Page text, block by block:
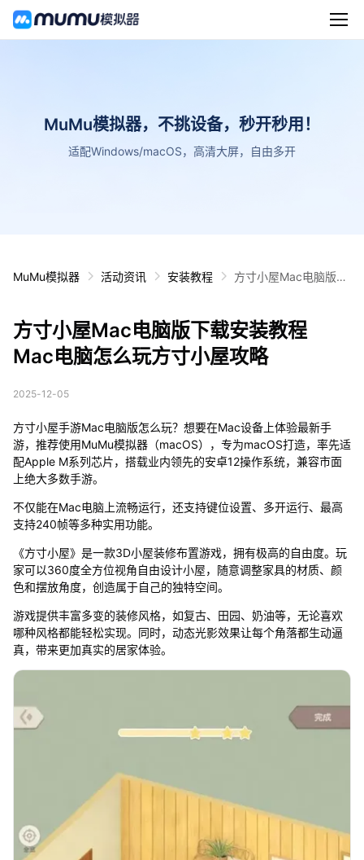
MuMu模拟器，不挑设备，秒开秒用！
适配Windows/macOS，高清大屏，自由多开
MuMu模拟器 活动资讯 安装教程
方寸小屋Mac电脑版下
方寸小屋Mac电脑版下载安装教程
Mac电脑怎么玩方寸小屋攻略
2025-12-05
方寸小屋手游Mac电脑版怎么玩？想要在Mac设备上体验最新手
游，推荐使用MuMu模拟器（macOS），专为macOS打造，率先适
配Apple M系列芯片，搭载业内领先的安卓12操作系统，兼容市面
上绝大多数手游。
不仅能在Mac电脑上流畅运行，还支持键位设置、多开运行、最高
支持240帧等多种实用功能。
《方寸小屋》是一款3D小屋装修布置游戏，拥有极高的自由度。玩
家可以360度全方位视角自由设计小屋，随意调整家具的材质、颜
色和摆放角度，创造属于自己的独特空间。
游戏提供丰富多变的装修风格，如复古、田园、奶油等，无论喜欢
哪种风格都能轻松实现。同时，动态光影效果让每个角落都生动逼
真，带来更加真实的居家体验。